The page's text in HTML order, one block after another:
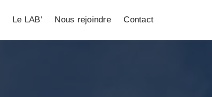
Le LAB' Nous rejoindre Contact